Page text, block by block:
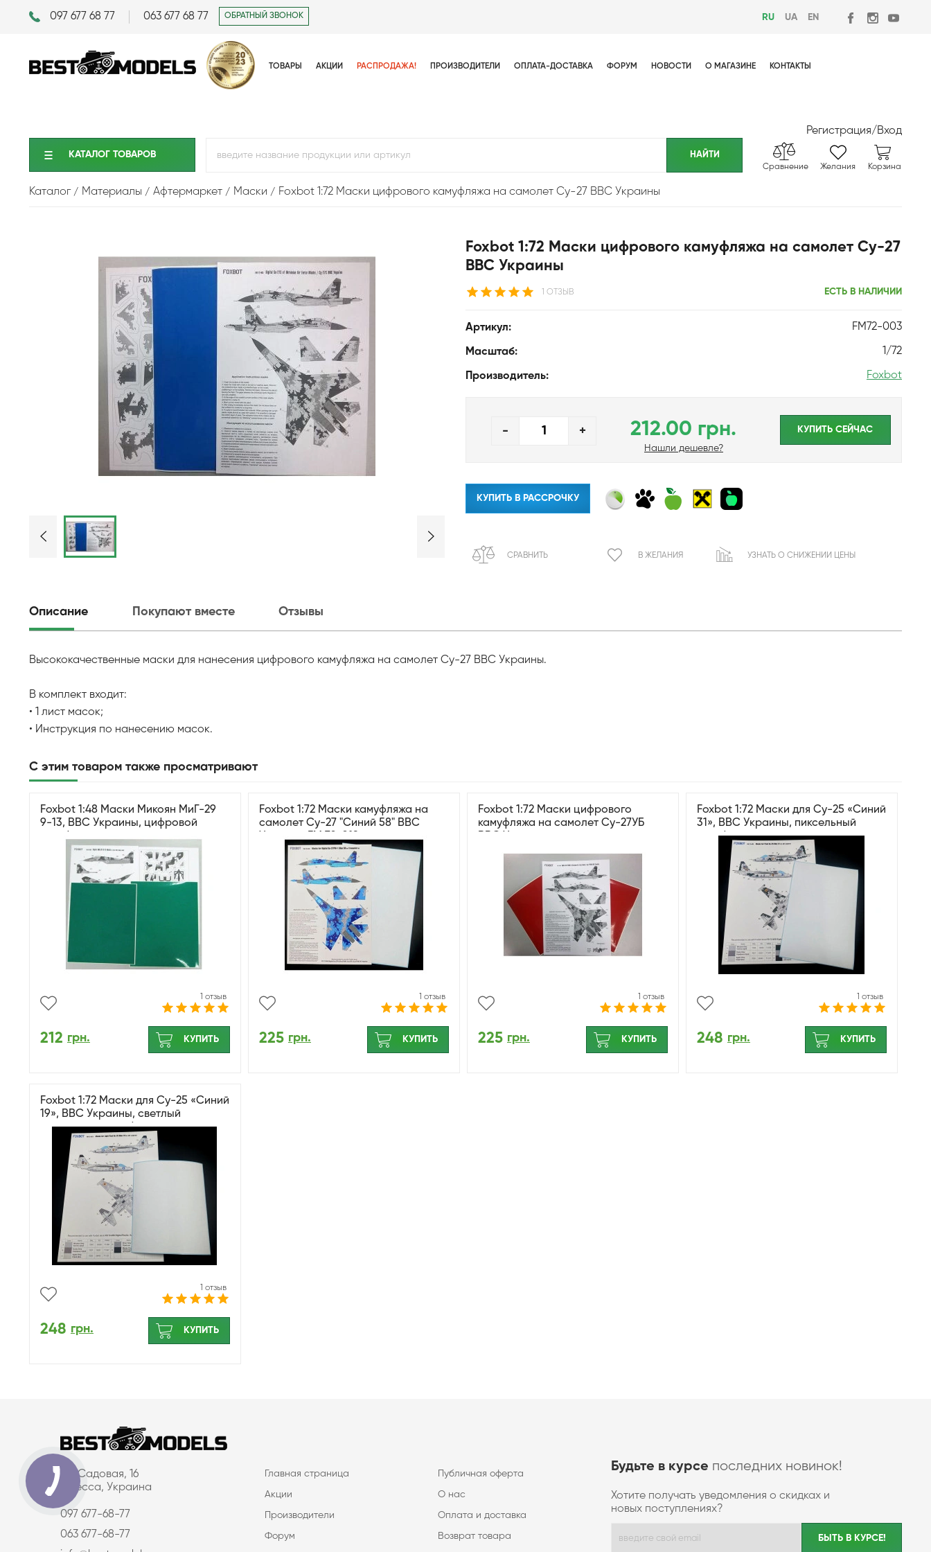
097 677 68 77 063 677 68 77 ОБРАТНЫЙ ЗВОНОК RU UA EN
ТОВАРЫ АКЦИИ РАСПРОДАЖА! ПРОИЗВОДИТЕЛИ ОПЛАТА-ДОСТАВКА ФОРУМ НОВОСТИ О МАГАЗИНЕ КОНТАКТЫ
Регистрация/Вход
КАТАЛОГ ТОВАРОВ
Сравнение Желания Корзина
Каталог Материалы Афтермаркет Маски Foxbot 1:72 Маски цифрового камуфляжа на самолет Су-27 ВВС Украины
Foxbot 1:72 Маски цифрового камуфляжа на самолет Су-27
ВВС Украины
1 ОТЗЫВ ЕСТЬ В НАЛИЧИИ
Артикул: FM72-003
Масштаб: 1/72
Производитель: Foxbot
- + 212.00 грн.
Нашли дешевле?
КУПИТЬ CЕЙЧАС
КУПИТЬ В РАССРОЧКУ
СРАВНИТЬ В ЖЕЛАНИЯ УЗНАТЬ О СНИЖЕНИИ ЦЕНЫ
Описание Покупают вместе Отзывы
Высококачественные маски для нанесения цифрового камуфляжа на самолет Су-27 ВВС Украины.
В комплект входит:
• 1 лист масок;
• Инструкция по нанесению масок.
С этим товаром также просматривают
Foxbot 1:48 Маски Микоян МиГ-29
9-13, ВВС Украины, цифровой
1 отзыв
212 грн. КУПИТЬ
Foxbot 1:72 Маски камуфляжа на
самолет Су-27 "Синий 58" ВВС
1 отзыв
225 грн. КУПИТЬ
Foxbot 1:72 Маски цифрового
камуфляжа на самолет Су-27УБ
1 отзыв
225 грн. КУПИТЬ
Foxbot 1:72 Маски для Су-25 «Синий
31», ВВС Украины, пиксельный
камуфляж
1 отзыв
248 грн. КУПИТЬ
Foxbot 1:72 Маски для Су-25 «Синий
19», ВВС Украины, светлый
пиксельный камуфляж
1 отзыв
248 грн. КУПИТЬ
ул. Садовая, 16
Одесса, Украина
097 677-68-77
063 677-68-77
Главная страница Публичная оферта
Акции О нас
Производители Оплата и доставка
Форум Возврат товара
Будьте в курсе последних новинок!
Хотите получать уведомления о скидках и
новых поступлениях?